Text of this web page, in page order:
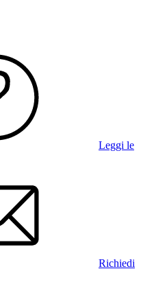
Leggi le
Richiedi